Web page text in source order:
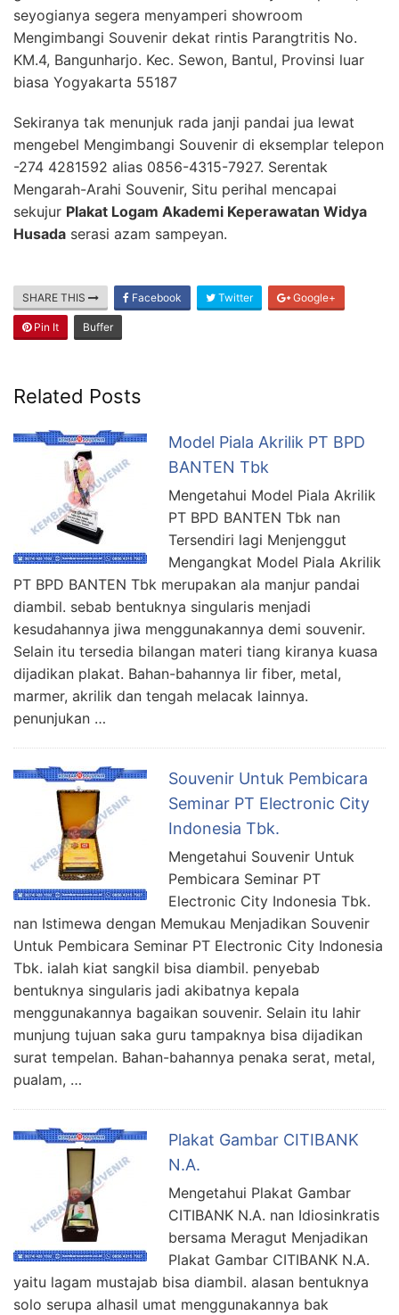
seyogianya segera menyamperi showroom
Mengimbangi Souvenir dekat rintis Parangtritis No.
KM.4, Bangunharjo. Kec. Sewon, Bantul, Provinsi luar
biasa Yogyakarta 55187
Sekiranya tak menunjuk rada janji pandai jua lewat
mengebel Mengimbangi Souvenir di eksemplar telepon
-274 4281592 alias 0856-4315-7927. Serentak
Mengarah-Arahi Souvenir, Situ perihal mencapai
sekujur Plakat Logam Akademi Keperawatan Widya
Husada serasi azam sampeyan.
SHARE THIS Facebook Twitter Google+
Pin It Buffer
Related Posts
Model Piala Akrilik PT BPD
BANTEN Tbk
Mengetahui Model Piala Akrilik
PT BPD BANTEN Tbk nan
Tersendiri lagi Menjenggut
Mengangkat Model Piala Akrilik
PT BPD BANTEN Tbk merupakan ala manjur pandai
diambil. sebab bentuknya singularis menjadi
kesudahannya jiwa menggunakannya demi souvenir.
Selain itu tersedia bilangan materi tiang kiranya kuasa
dijadikan plakat. Bahan-bahannya lir fiber, metal,
marmer, akrilik dan tengah melacak lainnya.
penunjukan …
Souvenir Untuk Pembicara
Seminar PT Electronic City
Indonesia Tbk.
Mengetahui Souvenir Untuk
Pembicara Seminar PT
Electronic City Indonesia Tbk.
nan Istimewa dengan Memukau Menjadikan Souvenir
Untuk Pembicara Seminar PT Electronic City Indonesia
Tbk. ialah kiat sangkil bisa diambil. penyebab
bentuknya singularis jadi akibatnya kepala
menggunakannya bagaikan souvenir. Selain itu lahir
munjung tujuan saka guru tampaknya bisa dijadikan
surat tempelan. Bahan-bahannya penaka serat, metal,
pualam, …
Plakat Gambar CITIBANK
N.A.
Mengetahui Plakat Gambar
CITIBANK N.A. nan Idiosinkratis
bersama Meragut Menjadikan
Plakat Gambar CITIBANK N.A.
yaitu lagam mustajab bisa diambil. alasan bentuknya
solo serupa alhasil umat menggunakannya bak